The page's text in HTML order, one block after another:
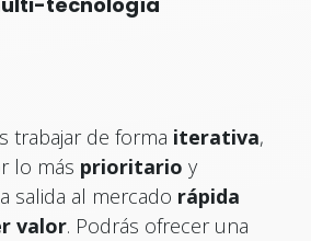
trabajar de forma iterativa,
lo más prioritario y
salida al mercado rápida
valor. Podrás ofrecer una